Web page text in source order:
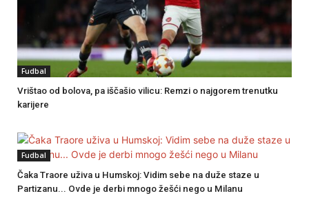
Fudbal
Vrištao od bolova, pa iščašio vilicu: Remzi o najgorem trenutku
karijere
Fudbal
Čaka Traore uživa u Humskoj: Vidim sebe na duže staze u
Partizanu... Ovde je derbi mnogo žešći nego u Milanu